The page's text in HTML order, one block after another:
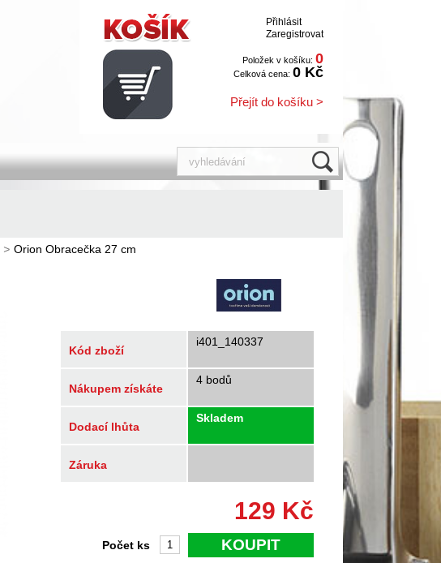
Přihlásit
Zaregistrovat
Položek v košíku: 0
Celková cena: 0 Kč
Přejít do košíku >
> Orion Obracečka 27 cm
Kód zboží
i401_140337
Nákupem získáte
4 bodů
Dodací lhůta
Skladem
Záruka
129 Kč
KOUPIT
Počet ks